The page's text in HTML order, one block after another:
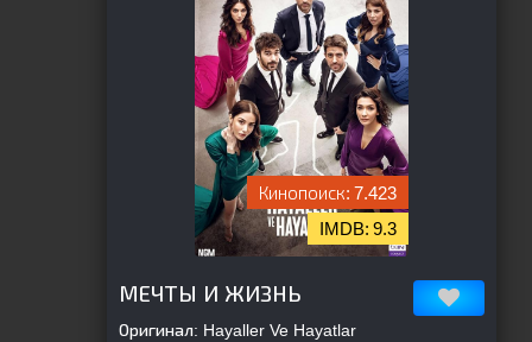
7.423
9.3
МЕЧТЫ И ЖИЗНЬ
Оригинал: Hayaller Ve Hayatlar